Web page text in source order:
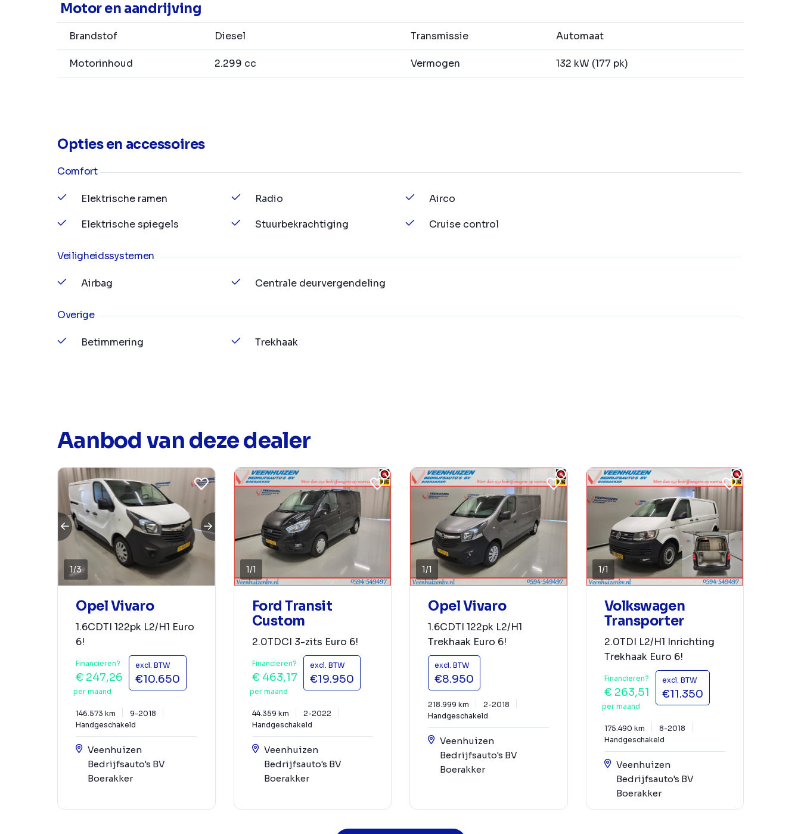
Motor en aandrijving
Brandstof Diesel Transmissie Automaat
Motorinhoud 2.299 cc Vermogen 132 kW (177 pk)
Opties en accessoires
Comfort
Elektrische ramen
Elektrische spiegels
Radio
Stuurbekrachtiging
Airco
Cruise control
Veiligheidssystemen
Airbag Centrale deurvergendeling
Overige
Betimmering Trekhaak
Aanbod van deze dealer
1/3
Opel Vivaro
1.6CDTI 122pk L2/H1 Euro
6!
Financieren?
€ 247,26
per maand
excl. BTW
€10.650
146.573 km
9-2018
Handgeschakeld
Veenhuizen
Bedrijfsauto's BV
Boerakker
1/1
Ford Transit
Custom
2.0TDCI 3-zits Euro 6!
Financieren?
€ 463,17
per maand
excl. BTW
€19.950
44.359 km
2-2022
Handgeschakeld
Veenhuizen
Bedrijfsauto's BV
Boerakker
1/1
Opel Vivaro
1.6CDTI 122pk L2/H1
Trekhaak Euro 6!
excl. BTW
€8.950
218.999 km
2-2018
Handgeschakeld
Veenhuizen
Bedrijfsauto's BV
Boerakker
1/1
Volkswagen
Transporter
2.0TDI L2/H1 Inrichting
Trekhaak Euro 6!
Financieren?
€ 263,51
per maand
excl. BTW
€11.350
175.490 km
8-2018
Handgeschakeld
Veenhuizen
Bedrijfsauto's BV
Boerakker